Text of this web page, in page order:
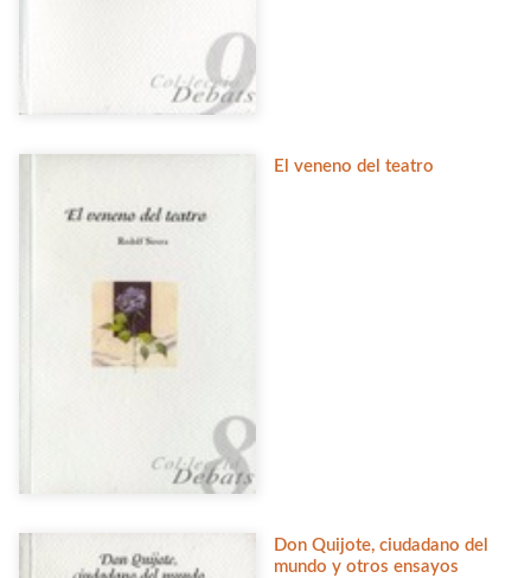
El veneno del teatro
Don Quijote, ciudadano del
mundo y otros ensayos